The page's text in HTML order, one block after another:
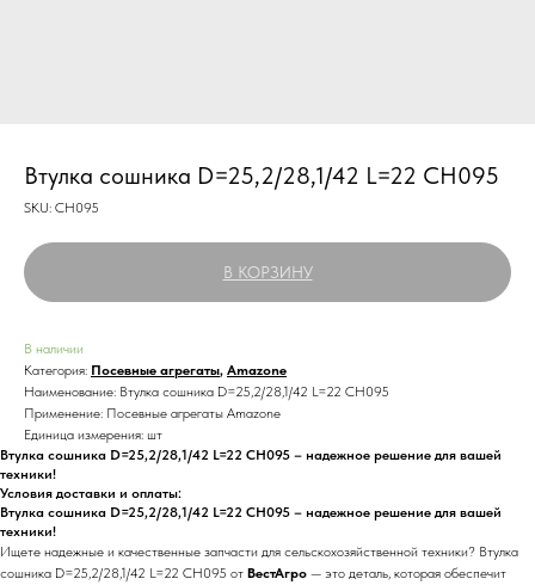
Втулка сошника D=25,2/28,1/42 L=22 CH095
SKU: CH095
В КОРЗИНУ
В наличии
Категория: Посевные агрегаты, Amazone
Наименование: Втулка сошника D=25,2/28,1/42 L=22 CH095
Применение: Посевные агрегаты Amazone
Единица измерения: шт
Втулка сошника D=25,2/28,1/42 L=22 CH095 – надежное решение для вашей
техники!
Условия доставки и оплаты:
Втулка сошника D=25,2/28,1/42 L=22 CH095 – надежное решение для вашей
техники!
Ищете надежные и качественные запчасти для сельскохозяйственной техники? Втулка
сошника D=25,2/28,1/42 L=22 CH095 от ВестАгро — это деталь, которая обеспечит